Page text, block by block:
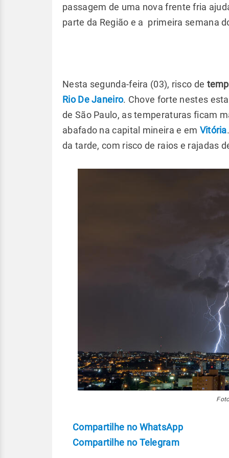
passagem de uma nova frente fria
parte da Região e a primeira semana
Nesta segunda-feira (03), risco de
Rio De Janeiro. Chove forte nestes
de São Paulo, as temperaturas ficam
abafado na capital mineira e em Vitória
da tarde, com risco de raios e rajadas
Compartilhe no WhatsApp
Compartilhe no Telegram